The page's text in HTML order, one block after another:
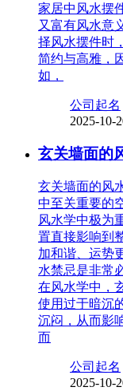
家居中风水摆
又富有风水意
择风水摆件时
简约与高雅，
如，
公司起名
2025-10-
玄关墙面的
玄关墙面的风
中至关重要的
风水学中极为
置直接影响到
加和谐、运势
水禁忌是非常
在风水学中，
使用过于暗沉
沉闷，从而影
而
公司起名
2025-10-